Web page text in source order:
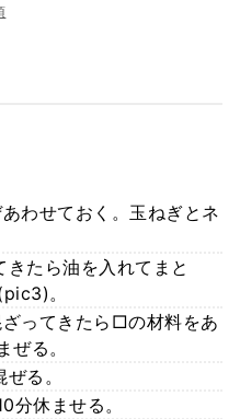
わせておく。玉ねぎとネ
たら油を入れてまと
。
ってきたら□の材料をあ
る。
る。
休ませる。